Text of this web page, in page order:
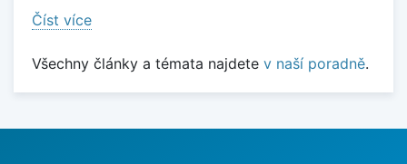
Číst více
Všechny články a témata najdete v naší poradně.